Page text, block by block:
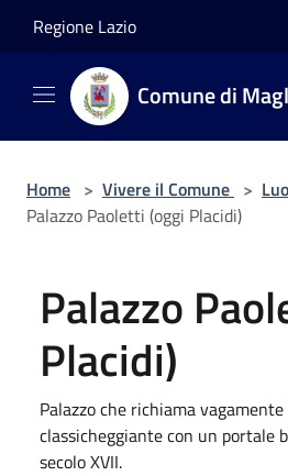
Regione Lazio
Comune di
Home > Vivere il Comune >
Palazzo Paoletti (oggi Placidi)
Palazzo
Placidi)
Palazzo che richiama
classicheggiante con un portale
secolo XVII.